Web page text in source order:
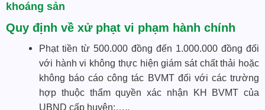
khoáng sản
Quy định về xử phạt vi phạm hành chính
Phạt tiền từ 500.000 đồng đến 1.000.000 đồng đối
với hành vi không thực hiện giám sát chất thải hoặc
không báo cáo công tác BVMT đối với các trường
hợp thuộc thẩm quyền xác nhận KH BVMT của
UBND cấp huyện;…..